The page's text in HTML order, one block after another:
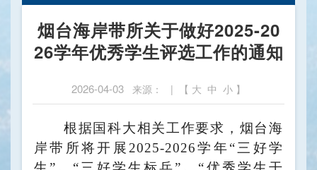
烟台海岸带所关于做好2025-20
26学年优秀学生评选工作的通知
2026-04-03 来源： | 【 大 中 小 】
根据国科大相关工作要求，烟台海
岸带所将开展 2025-2026学年“三好学